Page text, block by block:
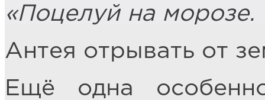
«Поцелуй на
Антея отрывать от
Ещё одна